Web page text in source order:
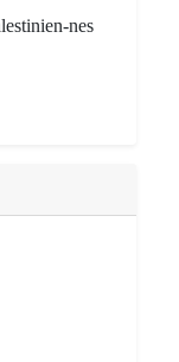
nes